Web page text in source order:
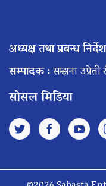
अध्यक्ष तथा प्रबन्ध
सम्पादक :सम्झना उप्रेती
सोसल मिडिया